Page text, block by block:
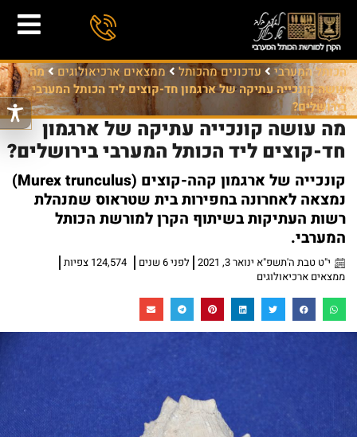
הכותל המערבי עדכונים מהכותל ממצאים ארכיאולוגים
מה
עושה קונכייה עתיקה של ארגמון חד-קוצים ליד הכותל המערבי
בירושלים?
מה עושה קונכייה עתיקה של ארגמון
חד-קוצים ליד הכותל המערבי בירושלים?
קונכייה של ארגמון קהה-קוצים (Murex trunculus)
נמצאה לאחרונה בחפירות בית שטראוס שמנהלת
רשות העתיקות בשיתוף הקרן למורשת הכותל
המערבי.
י"ט טבת ה'תשפ"א ינואר 3, 2021 לפני 6 שנים
124,574 צפיות
ממצאים ארכיאולוגים